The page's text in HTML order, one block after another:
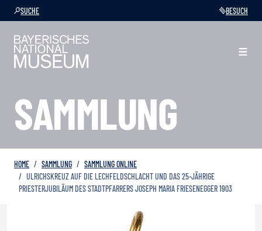
SUCHE BESUCH
SAMMLUNG
HOME SAMMLUNG
SAMMLUNG ONLINE
ULRICHSKREUZ AUF DIE LECHFELDSCHLACHT UND DAS 25-JÄHRIGE
PRIESTERJUBILÄUM DES STADTPFARRERS JOSEPH MARIA FRIESENEGGER 1903